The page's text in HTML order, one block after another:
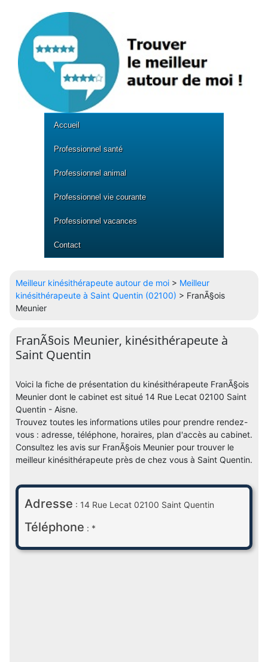
Accueil
Professionnel santé
Professionnel animal
Professionnel vie courante
Professionnel vacances
Contact
Meilleur kinésithérapeute autour de moi > Meilleur
kinésithérapeute à Saint Quentin (02100) > FranÃ§ois
Meunier
FranÃ§ois Meunier, kinésithérapeute à
Saint Quentin
Voici la fiche de présentation du kinésithérapeute FranÃ§ois
Meunier dont le cabinet est situé 14 Rue Lecat 02100 Saint
Quentin - Aisne.
Trouvez toutes les informations utiles pour prendre rendez-
vous : adresse, téléphone, horaires, plan d'accès au cabinet.
Consultez les avis sur FranÃ§ois Meunier pour trouver le
meilleur kinésithérapeute près de chez vous à Saint Quentin.
Adresse : 14 Rue Lecat 02100 Saint Quentin
Téléphone : *